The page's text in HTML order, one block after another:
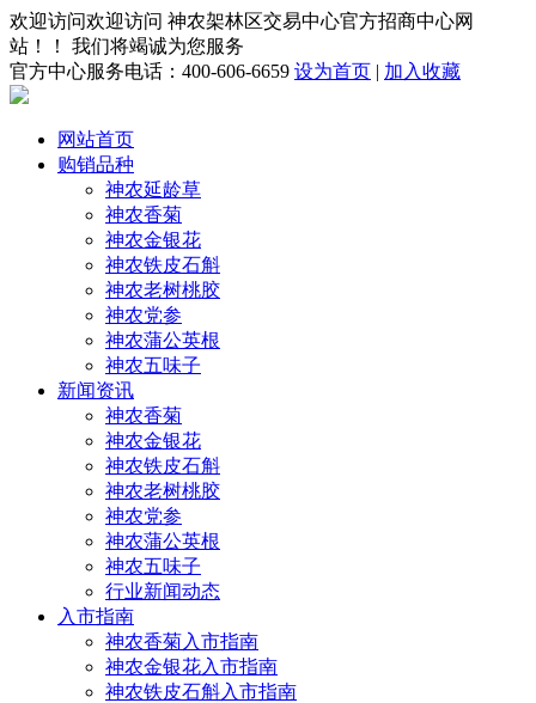
欢迎访问欢迎访问 神农架林区交易中心官方招商中心网
站！！ 我们将竭诚为您服务
官方中心服务电话：400-606-6659 设为首页 | 加入收藏
网站首页
购销品种
神农延龄草
神农香菊
神农金银花
神农铁皮石斛
神农老树桃胶
神农党参
神农蒲公英根
神农五味子
新闻资讯
神农香菊
神农金银花
神农铁皮石斛
神农老树桃胶
神农党参
神农蒲公英根
神农五味子
行业新闻动态
入市指南
神农香菊入市指南
神农金银花入市指南
神农铁皮石斛入市指南